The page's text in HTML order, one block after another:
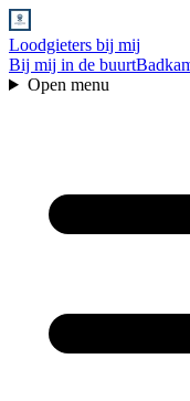
Loodgieters bij mij
Bij mij in de buurt
Open menu